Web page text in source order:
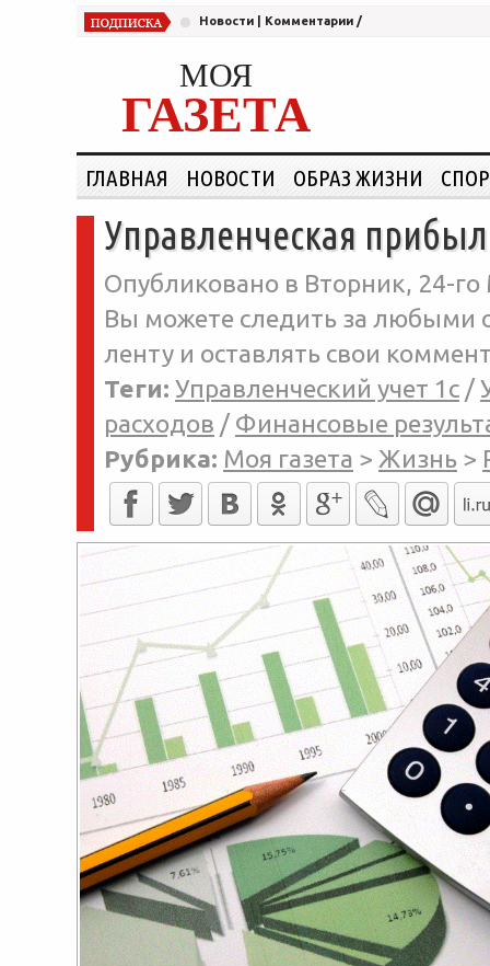
Новости Комментарии /
МОЯ
ГАЗЕТА
ГЛАВНАЯ НОВОСТИ ОБРАЗ ЖИЗНИ
Управленческая
Опубликовано в Вторник, 24-го
Вы можете следить за любыми
ленту и оставлять свои
Теги: Управленческий учет 1с /
расходов / Финансовые
Рубрика: Моя газета > Жизнь >